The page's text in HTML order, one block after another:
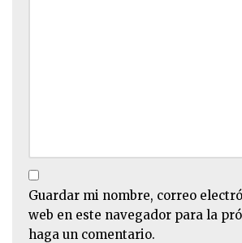
Guardar mi nombre, correo
web en este navegador para la
haga un comentario.